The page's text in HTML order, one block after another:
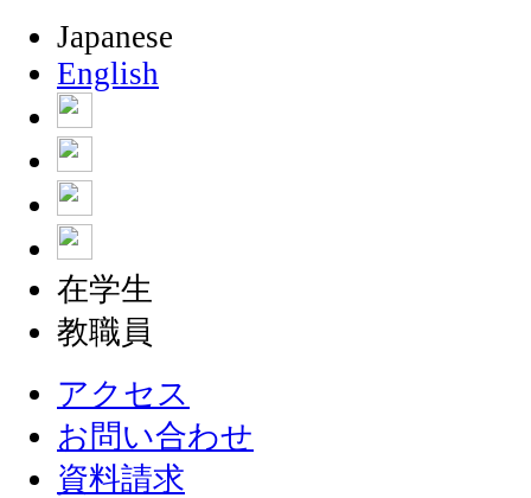
Japanese
English
在学生
教職員
アクセス
お問い合わせ
資料請求